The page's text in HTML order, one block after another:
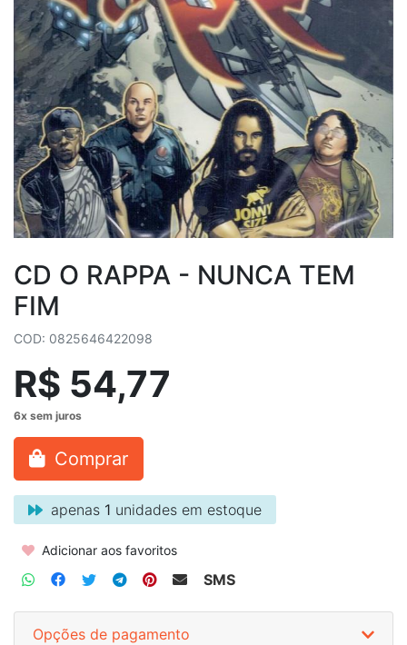
CD O RAPPA - NUNCA TEM
FIM
COD: 0825646422098
R$ 54,77
Comprar
apenas 1 unidades em estoque
Adicionar aos favoritos
SMS
Opções de pagamento